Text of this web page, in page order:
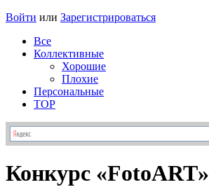
Войти или Зарегистрироваться
Все
Коллективные
Хорошие
Плохие
Персональные
TOP
Конкурс «FotoART»